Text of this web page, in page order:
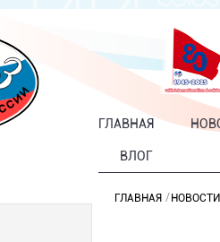
ГЛАВНАЯ
ВЛОГ
ГЛАВНАЯ